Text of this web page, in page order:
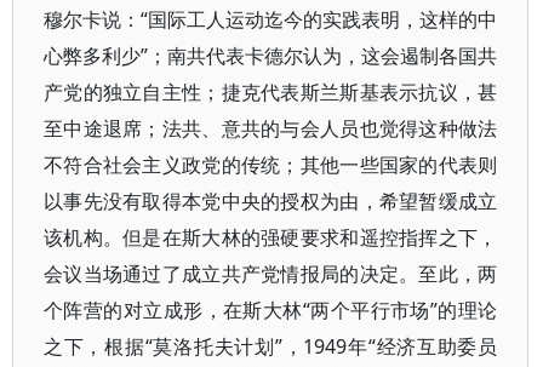
穆尔卡说：“国际工人运动迄今的实践表明，这样的中
心弊多利少”；南共代表卡德尔认为，这会遏制各国共
产党的独立自主性；捷克代表斯兰斯基表示抗议，甚
至中途退席；法共、意共的与会人员也觉得这种做法
不符合社会主义政党的传统；其他一些国家的代表则
以事先没有取得本党中央的授权为由，希望暂缓成立
该机构。但是在斯大林的强硬要求和遥控指挥之下，
会议当场通过了成立共产党情报局的决定。至此，两
个阵营的对立成形，在斯大林“两个平行市场”的理论
之下，根据“莫洛托夫计划”，1949年“经济互助委员